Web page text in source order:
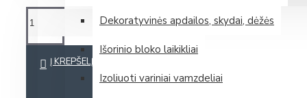
Zehnder (Vokietija)
Mini rekuperatorius Zehnder ComfoAir 70
Mini rekuperatorius Zehnder ComfoSpot 50
Dekoratyvinės apdailos, skydai, dėžės
Išorinio bloko laikikliai
Izoliuoti variniai vamzdeliai
Į KREPŠELĮ